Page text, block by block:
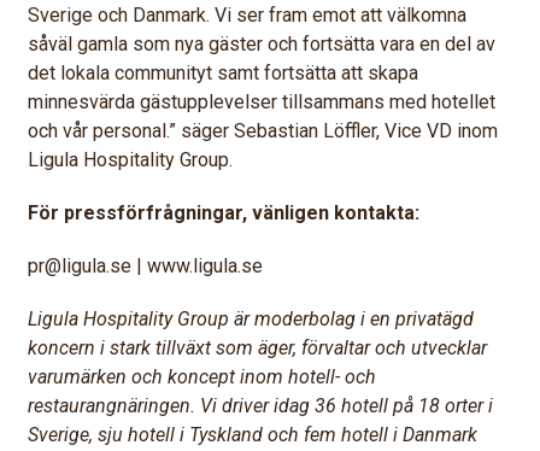
Sverige och Danmark. Vi ser fram emot att välkomna
såväl gamla som nya gäster och fortsätta vara en del av
det lokala communityt samt fortsätta att skapa
minnesvärda gästupplevelser tillsammans med hotellet
och vår personal.” säger Sebastian Löffler, Vice VD inom
Ligula Hospitality Group.
För pressförfrågningar, vänligen kontakta:
pr@ligula.se | www.ligula.se
Ligula Hospitality Group är moderbolag i en privatägd
koncern i stark tillväxt som äger, förvaltar och utvecklar
varumärken och koncept inom hotell- och
restaurangnäringen. Vi driver idag 36 hotell på 18 orter i
Sverige, sju hotell i Tyskland och fem hotell i Danmark